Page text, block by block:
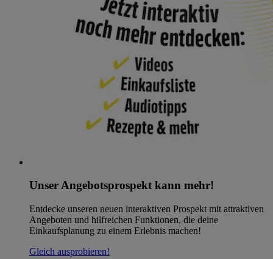
Unser Angebotsprospekt kann mehr!
Entdecke unseren neuen interaktiven Prospekt mit attraktiven
Angeboten und hilfreichen Funktionen, die deine
Einkaufsplanung zu einem Erlebnis machen!
Gleich ausprobieren!